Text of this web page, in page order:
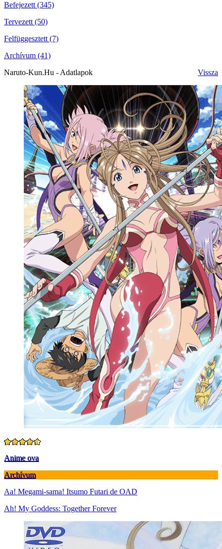
Befejezett (345)
Tervezett (50)
Felfüggesztett (7)
Archívum (41)
Naruto-Kun.Hu - Adatlapok
Vissza
Anime ova
Archívum
Aa! Megami-sama! Itsumo Futari de OAD
Ah! My Goddess: Together Forever